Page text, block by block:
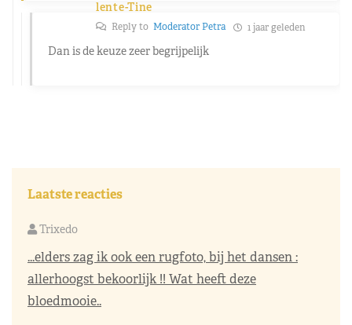
lente-Tine
Reply to Moderator Petra 1 jaar geleden
Dan is de keuze zeer begrijpelijk
Laatste reacties
Trixedo
...elders zag ik ook een rugfoto, bij het dansen :
allerhoogst bekoorlijk !! Wat heeft deze
bloedmooie..